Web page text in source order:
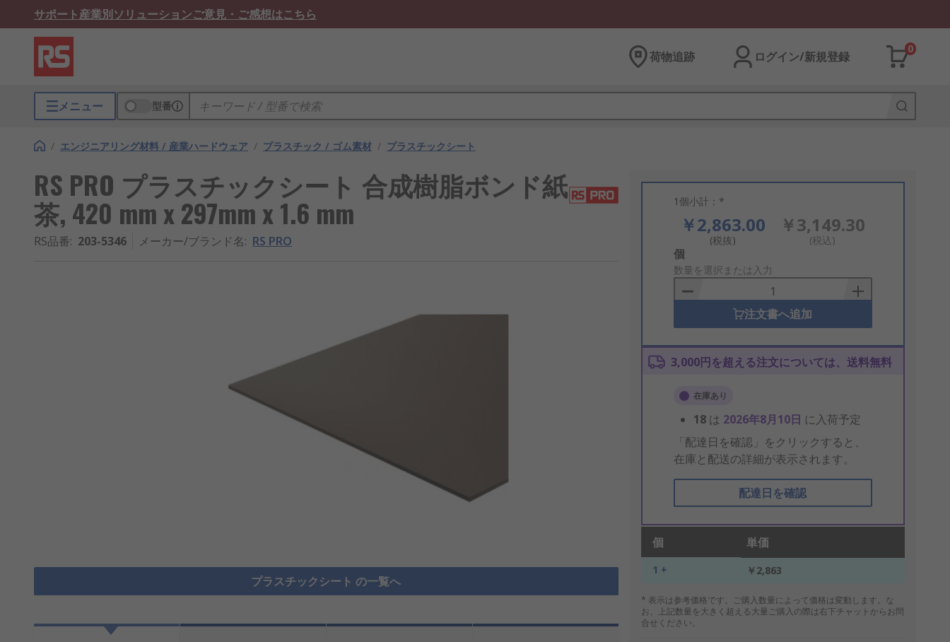
サポート産業別ソリューションご意見・ご感想はこちら
荷物追跡 ログイン/新規登録
0
メニュー 型番
/ エンジニアリング材料 / 産業ハードウェア / プラスチック / ゴム素材 / プラスチックシート
RS PRO プラスチックシート 合成樹脂ボンド紙
茶, 420 mm x 297mm x 1.6 mm
RS品番: 203-5346 メーカー/ブランド名: RS PRO
プラスチックシート の一覧へ
1個小計：*
￥2,863.00
(税抜)
￥3,149.30
(税込)
Add
to
Basket
個
数量を選択または入力
注文書へ追加
3,000円を超える注文については、送料無料
在庫あり
18 は 2026年8月10日 に入荷予定
「配達日を確認」をクリックすると、
在庫と配送の詳細が表示されます。
配達日を確認
個 単価
1 + ￥2,863
* 表示は参考価格です。ご購入数量によって価格は変動します。な
お、上記数量を大きく超える大量ご購入の際は右下チャットからお問
合せください。